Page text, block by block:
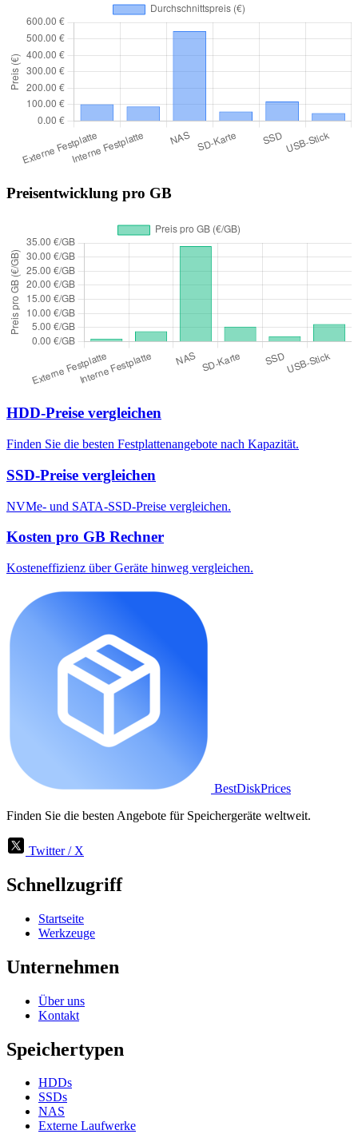
Preisentwicklung pro GB
HDD-Preise vergleichen
Finden Sie die besten Festplattenangebote nach Kapazität.
SSD-Preise vergleichen
NVMe- und SATA-SSD-Preise vergleichen.
Kosten pro GB Rechner
Kosteneffizienz über Geräte hinweg vergleichen.
BestDiskPrices
Finden Sie die besten Angebote für Speichergeräte weltweit.
Twitter / X
Schnellzugriff
Startseite
Werkzeuge
Unternehmen
Über uns
Kontakt
Speichertypen
HDDs
SSDs
NAS
Externe Laufwerke